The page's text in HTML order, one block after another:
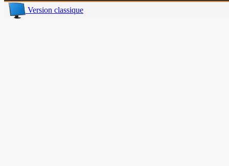
Version classique